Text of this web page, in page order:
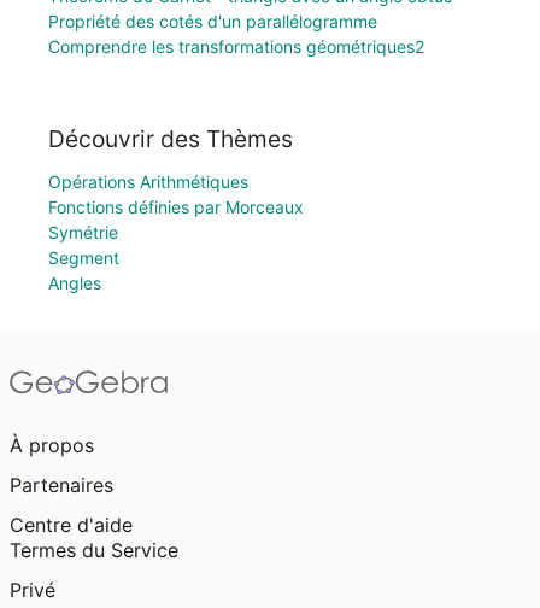
Propriété des cotés d'un parallélogramme
Comprendre les transformations géométriques2
Découvrir des Thèmes
Opérations Arithmétiques
Fonctions définies par Morceaux
Symétrie
Segment
Angles
À propos
Partenaires
Centre d'aide
Termes du Service
Privé